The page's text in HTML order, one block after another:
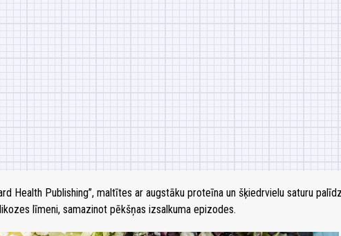
Health Publishing”, maltītes ar augstāku proteīna un šķiedrvielu saturu
līmeni, samazinot pēkšņas izsalkuma epizodes.